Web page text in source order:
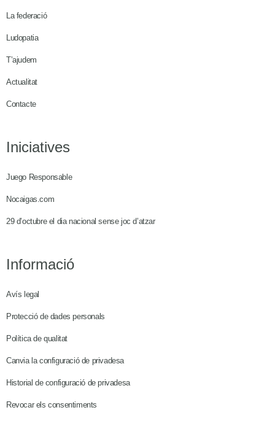
La federació
Ludopatia
T’ajudem
Actualitat
Contacte
Iniciatives
Juego Responsable
Nocaigas.com
29 d’octubre el dia nacional sense joc d’atzar
Informació
Avís legal
Protecció de dades personals
Política de qualitat
Canvia la configuració de privadesa
Historial de configuració de privadesa
Revocar els consentiments